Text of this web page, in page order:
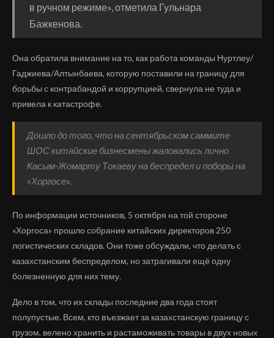
в ручном режиме», отметила Гульнара
Бажкенова.
Она обратила внимание на то, как работа команды Нуртлеу/
Гаджиева/Алтынбаева, которую поставили на границу для
борьбы с контрабандой и коррупцией, свернула не туда и
привела к катастрофе.
Дошло до того, что на сентябрьском саммите
ШОС китайские бизнесмены жаловались лично
Касым-Жомарту Токаеву на беспредел и поборы на
«Хоргосе».
По информации источников, 5 октября на той стороне
«Хоргоса» прошло собрание китайских директоров 250
логистических складов. Они тоже обсуждали, что делать с
казахстанским беспределом, но затрагивали ещё одну
болезненную для них тему.
Дело в том, что их склады последние два года стоят
полупустые. Всем, кто въезжает за казахстанскую границу с
грузом, велено хранить и растаможивать товары в двух новых